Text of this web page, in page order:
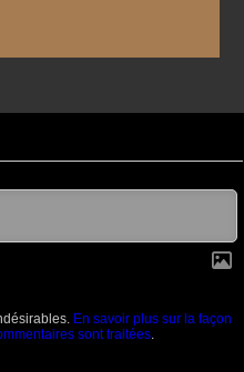
En savoir plus sur la façon
sont traitées.